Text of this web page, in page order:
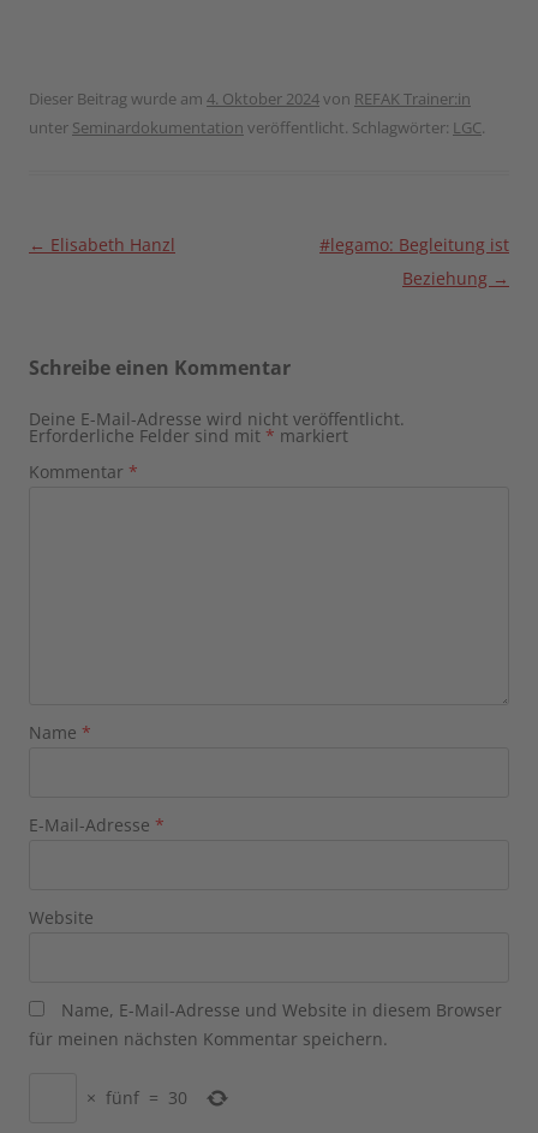
Dieser Beitrag wurde am 4. Oktober 2024von REFAK Trainer:in
unter Seminardokumentation veröffentlicht. Schlagwörter: LGC.
Beitragsnavigation
← Elisabeth Hanzl
#legamo: Begleitung ist
Beziehung →
Schreibe einen Kommentar
Deine E-Mail-Adresse wird nicht veröffentlicht.
Erforderliche Felder sind mit * markiert
Kommentar *
Name *
E-Mail-Adresse *
Website
Name, E-Mail-Adresse und Website in diesem Browser
für meinen nächsten Kommentar speichern.
× fünf = 30